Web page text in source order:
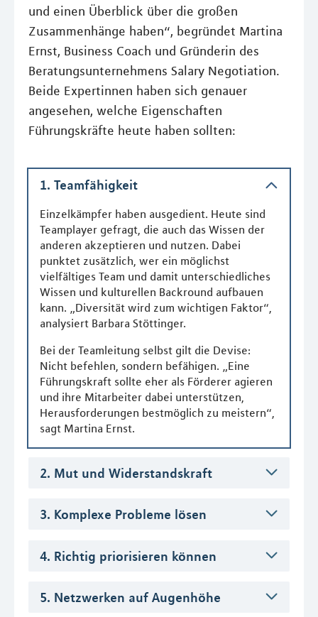
und einen Überblick über die großen
Zusammenhänge haben“, begründet Martina
Ernst, Business Coach und Gründerin des
Beratungsunternehmens Salary Negotiation.
Beide Expertinnen haben sich genauer
angesehen, welche Eigenschaften
Führungskräfte heute haben sollten:
1. Teamfähigkeit
Einzelkämpfer haben ausgedient. Heute sind
Teamplayer gefragt, die auch das Wissen der
anderen akzeptieren und nutzen. Dabei
punktet zusätzlich, wer ein möglichst
vielfältiges Team und damit unterschiedliches
Wissen und kulturellen Backround aufbauen
kann. „Diversität wird zum wichtigen Faktor“,
analysiert Barbara Stöttinger.
Bei der Teamleitung selbst gilt die Devise:
Nicht befehlen, sondern befähigen. „Eine
Führungskraft sollte eher als Förderer agieren
und ihre Mitarbeiter dabei unterstützen,
Herausforderungen bestmöglich zu meistern“,
sagt Martina Ernst.
2. Mut und Widerstandskraft
3. Komplexe Probleme lösen
4. Richtig priorisieren können
5. Netzwerken auf Augenhöhe